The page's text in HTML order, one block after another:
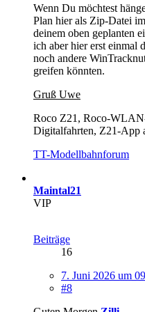
Wenn Du möchtest
Plan hier als Zip-Datei
deinem oben geplanten
ich aber hier erst einmal
noch andere
greifen könnten.
Gruß Uwe
Roco Z21, Roco-
Digitalfahrten, Z21-App
TT-Modellbahnforum
Maintal21
VIP
Beiträge
16
7. Juni 2026 um
#8